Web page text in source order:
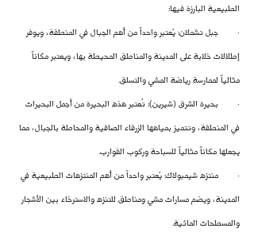
الطبيعية البارزة فيها:
·        جبل تشملان: يُعتبر واحداً من أهم الجبال في المنطقة، ويوفر
إطلالات خلابة على المدينة والمناطق المحيطة بها، ويعتبر مكاناً
مثالياً لممارسة رياضة المشي والتسلق.
·        بحيرة الشرق (شيرين): تُعتبر هذه البحيرة من أجمل البحيرات
في المنطقة، وتتميز بمياهها الزرقاء الصافية والمحاطة بالجبال، مما
يجعلها مكاناً مثالياً للسباحة وركوب القوارب.
·        منتزه شيمبولاك: يُعتبر واحداً من أهم المنتزهات الطبيعية في
المدينة، ويضم مسارات مشي ومناطق للتنزه والاسترخاء بين الأشجار
والمسطحات المائية.